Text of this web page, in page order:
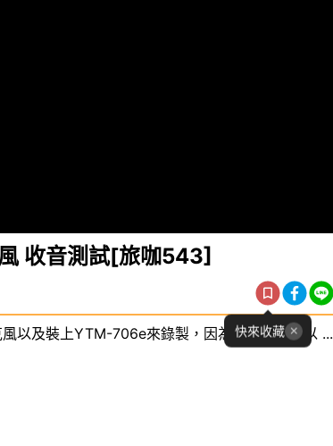
收音測試[旅咖543]
快來收藏
以及裝上YTM-706e來錄製，因為是介紹文所以 ...